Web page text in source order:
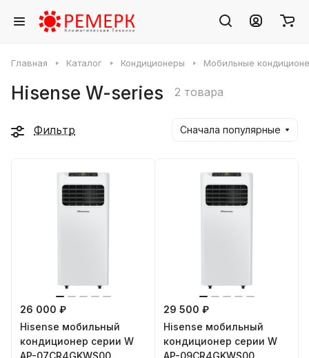
Главная Каталог Кондиционеры Мобильные
Hisense W-series 2 товара
Фильтр Сначала популярные
26 000 ₽
Hisense мобильный
кондиционер cерии W
AP-07CR4GKWS00
29 500 ₽
Hisense мобильный
кондиционер cерии W
AP-09CR4GKWS00